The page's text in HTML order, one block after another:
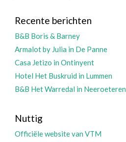
Recente berichten
B&B Boris & Barney
Armalot by Julia in De Panne
Casa Jetizo in Ontinyent
Hotel Het Buskruid in Lummen
B&B Het Warredal in Neeroeteren
Nuttig
Officiële website van VTM